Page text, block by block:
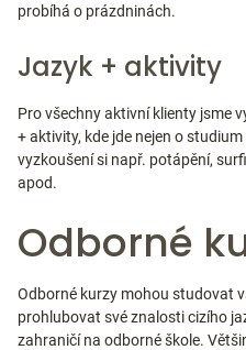
probíhá o prázdninách.
Jazyk + aktivity
Pro všechny aktivní klienty jsme
+ aktivity, kde jde nejen o
vyzkoušení si např. potápění,
apod.
Odborné
Odborné kurzy mohou studovat
prohlubovat své znalosti cizího
zahraničí na odborné škole.